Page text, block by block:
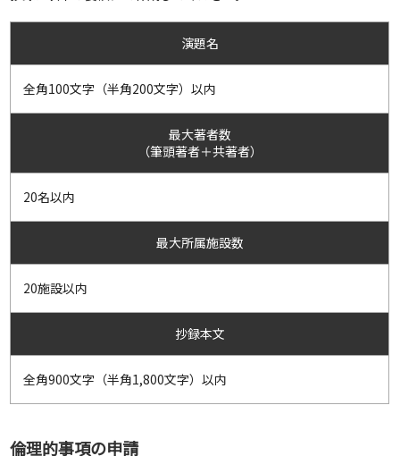
演題名
全角100文字（半角200文字）以内
最大著者数
（筆頭著者＋共著者）
20名以内
最大所属施設数
20施設以内
抄録本文
全角900文字（半角1,800文字）以内
倫理的事項の申請